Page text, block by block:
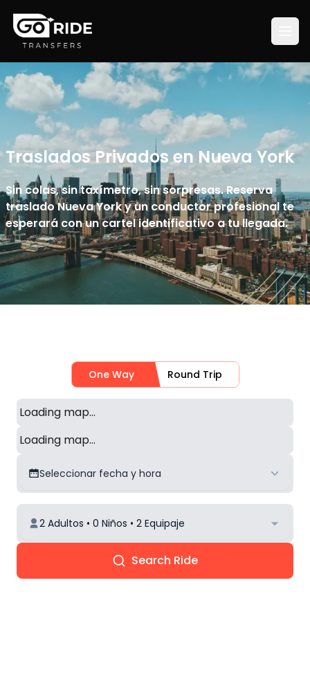
Traslados Privados en Nueva York
Sin colas, sin taxímetro, sin sorpresas. Reserva
traslado Nueva York y un conductor profesional te
esperará con un cartel identificativo a tu llegada.
One Way Round Trip
Loading map...
Loading map...
Seleccionar fecha y hora
2 Adultos • 0 Niños • 2 Equipaje
Search Ride